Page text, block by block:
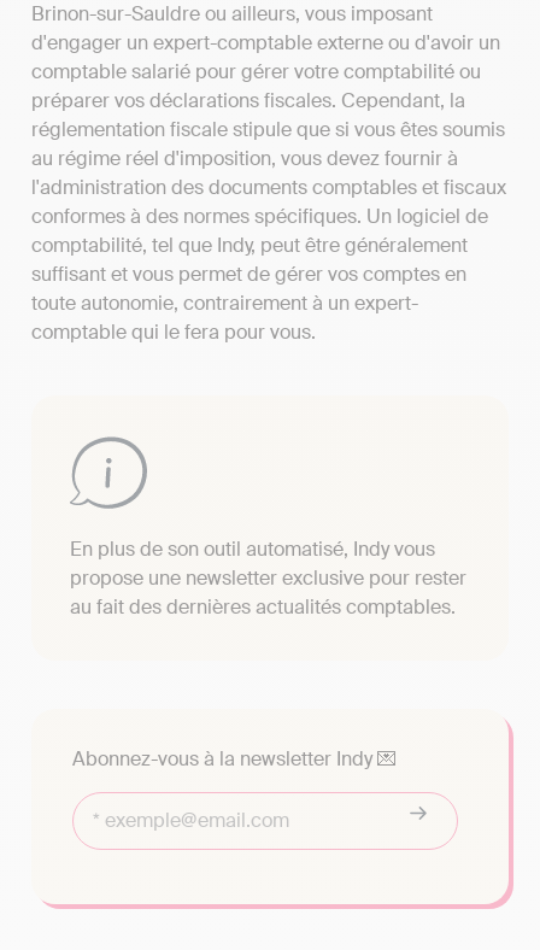
Brinon-sur-Sauldre ou ailleurs, vous imposant
d'engager un expert-comptable externe ou d'avoir un
comptable salarié pour gérer votre comptabilité ou
préparer vos déclarations fiscales. Cependant, la
réglementation fiscale stipule que si vous êtes soumis
au régime réel d'imposition, vous devez fournir à
l'administration des documents comptables et fiscaux
conformes à des normes spécifiques. Un logiciel de
comptabilité, tel que Indy, peut être généralement
suffisant et vous permet de gérer vos comptes en
toute autonomie, contrairement à un expert-
comptable qui le fera pour vous.
En plus de son outil automatisé, Indy vous
propose une newsletter exclusive pour rester
au fait des dernières actualités comptables.
Abonnez-vous à la newsletter Indy 💌